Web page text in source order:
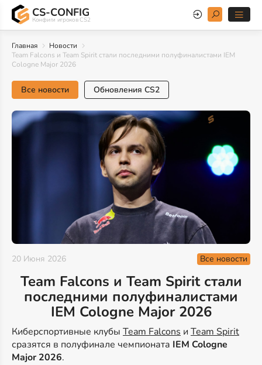
CS-CONFIG
Конфиги игроков CS2
Главная
Новости
Team Falcons и Team Spirit стали последними полуфиналистами IEM
Cologne Major 2026
Все новости Обновления CS2
20 Июня 2026 Все новости
Team Falcons и Team Spirit стали
последними полуфиналистами
IEM Cologne Major 2026
Киберспортивные клубы Team Falcons и Team Spirit
сразятся в полуфинале чемпионата IEM Cologne
Major 2026.